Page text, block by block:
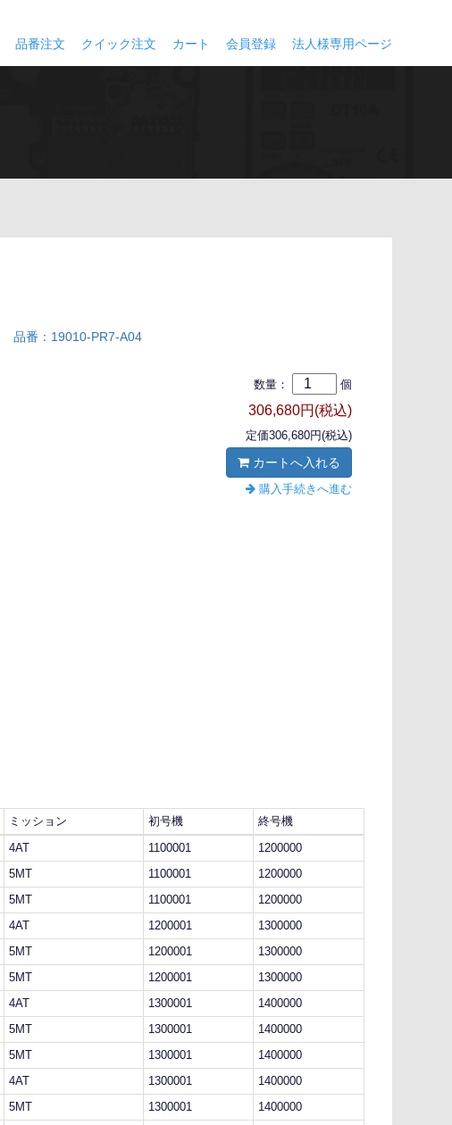
品番注文 クイック注文 カート 会員登録 法人様専用ページ
品番：19010-PR7-A04
数量： 個
306,680円(税込)
定価306,680円(税込)
カートへ入れる
購入手続きへ進む
ミッション 初号機
終号機
4AT 1100001
1200000
5MT 1100001
1200000
5MT 1100001
1200000
4AT 1200001
1300000
5MT 1200001
1300000
5MT 1200001
1300000
4AT 1300001
1400000
5MT 1300001
1400000
5MT 1300001
1400000
4AT 1300001
1400000
5MT 1300001
1400000